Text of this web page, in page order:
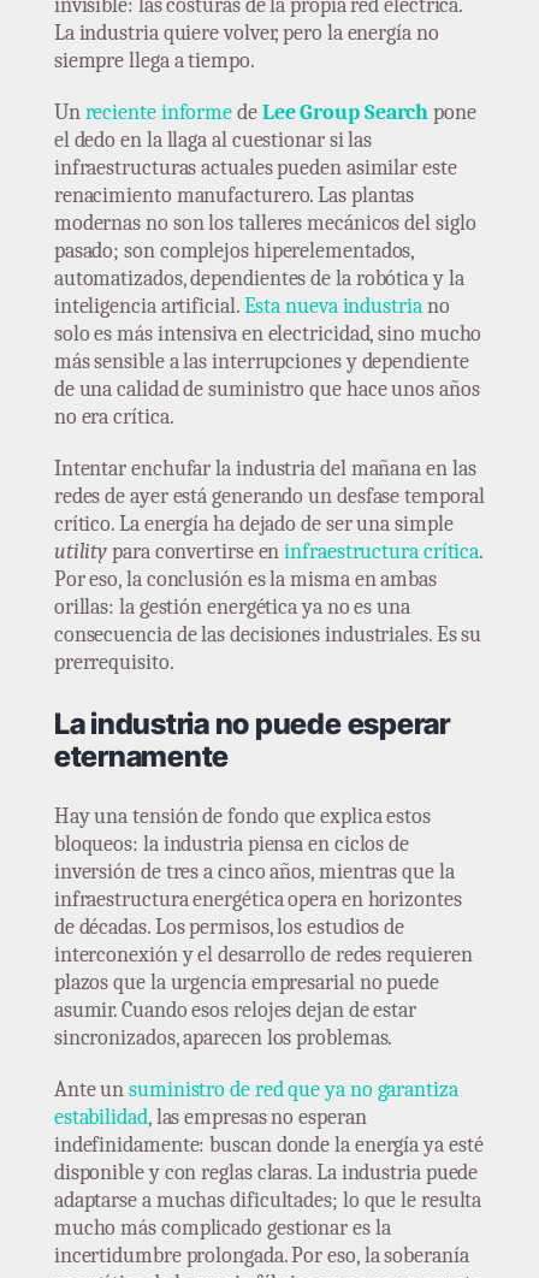
invisible: las costuras de la propia red eléctrica.
La industria quiere volver, pero la energía no
siempre llega a tiempo.
Unreciente informedeLee Group Searchpone
el dedo en la llaga al cuestionar si las
infraestructuras actuales pueden asimilar este
renacimiento manufacturero. Las plantas
modernas no son los talleres mecánicos del siglo
pasado; son complejos hiperelementados,
automatizados, dependientes de la robótica y la
inteligencia artificial.Esta nueva industriano
solo es más intensiva en electricidad, sino mucho
más sensible a las interrupciones y dependiente
de una calidad de suministro que hace unos años
no era crítica.
Intentar enchufar la industria del mañana en las
redes de ayer está generando un desfase temporal
crítico. La energía ha dejado de ser una simple
utilitypara convertirse eninfraestructura crítica.
Por eso, la conclusión es la misma en ambas
orillas: la gestión energética ya no es una
consecuencia de las decisiones industriales. Es su
prerrequisito.
La industria no puede esperar
eternamente
Hay una tensión de fondo que explica estos
bloqueos: la industria piensa en ciclos de
inversión de tres a cinco años, mientras que la
infraestructura energética opera en horizontes
de décadas. Los permisos, los estudios de
interconexión y el desarrollo de redes requieren
plazos que la urgencia empresarial no puede
asumir. Cuando esos relojes dejan de estar
sincronizados, aparecen los problemas.
Ante unsuministro de red que ya no garantiza
estabilidad, las empresas no esperan
indefinidamente: buscan donde la energía ya esté
disponible y con reglas claras. La industria puede
adaptarse a muchas dificultades; lo que le resulta
mucho más complicado gestionar es la
incertidumbre prolongada. Por eso, la soberanía